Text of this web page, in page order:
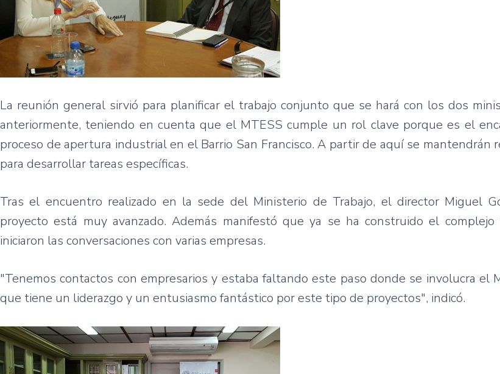
La reunión general sirvió para planificar el trabajo conjunto que se hará con los dos
anteriormente, teniendo en cuenta que el MTESS cumple un rol clave porque es el
proceso de apertura industrial en el Barrio San Francisco. A partir de aquí se mantendrán
para desarrollar tareas específicas.
Tras el encuentro realizado en la sede del Ministerio de Trabajo, el director Miguel
proyecto está muy avanzado. Además manifestó que ya se ha construido el
iniciaron las conversaciones con varias empresas.
"Tenemos contactos con empresarios y estaba faltando este paso donde se involucra el
que tiene un liderazgo y un entusiasmo fantástico por este tipo de proyectos", indicó.